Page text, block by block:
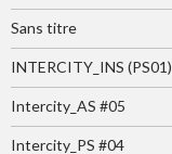
Sans titre
INTERCITY_INS (PS01)
Intercity_AS #05
Intercity_PS #04